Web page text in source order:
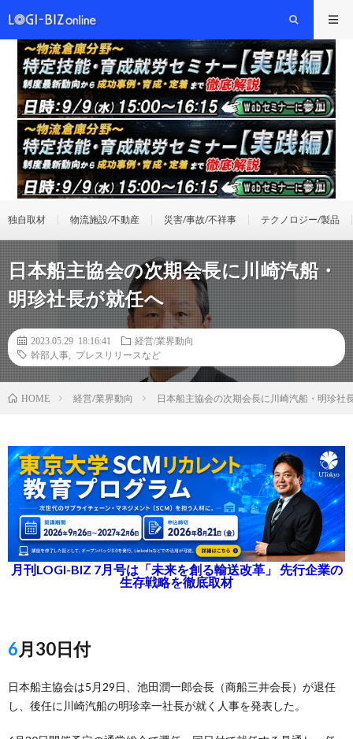
独自取材 物流施設/不動産 災害/事故/不祥事 テクノロジー/製品
日本船主協会の次期会長に川崎汽船・
明珍社長が就任へ
2023.05.29 18:16:41
経営/業界動向
幹部人事
プレスリリースなど
HOME 経営/業界動向 日本船主協会の次期会長に川崎汽船・明珍社
月刊LOGI-BIZ 7月号は「未来を創る輸送改革」 先行企業の
生存戦略を徹底取材
6月30日付
日本船主協会は5月29日、池田潤一郎会長（商船三井会長）が退任
し、後任に川崎汽船の明珍幸一社長が就く人事を発表した。